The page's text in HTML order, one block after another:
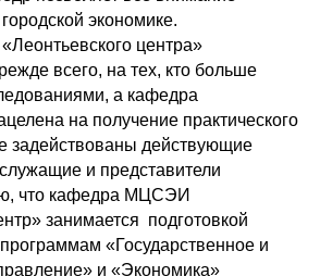
экономике.
центра»
всего, на тех, кто больше
а кафедра
на получение практического
задействованы действующие
и представители
что кафедра МЦСЭИ
занимается подготовкой
«Государственное и
и «Экономика»